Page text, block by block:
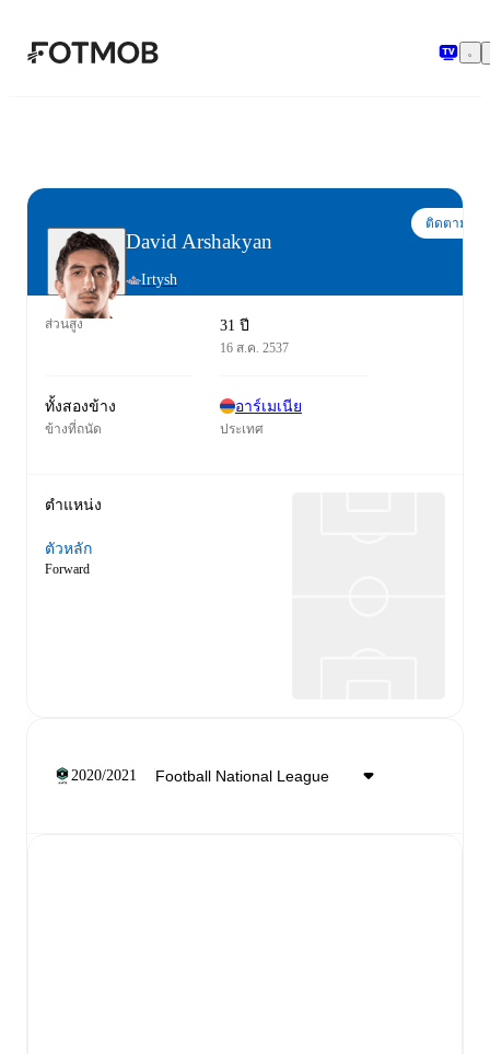
ข้ามไปยังเนื้อหาหลัก
David Arshakyan
Irtysh
ติดตาม
ส่วนสูง 31 ปี
16 ส.ค. 2537
ทั้งสองข้าง
ข้างที่ถนัด
อาร์เมเนีย
ประเทศ
ตำแหน่ง
ตัวหลัก
Forward
2020/2021